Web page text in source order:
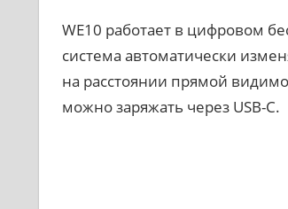
WE10 работает в цифровом
система автоматически
на расстоянии прямой
можно заряжать через USB-C.